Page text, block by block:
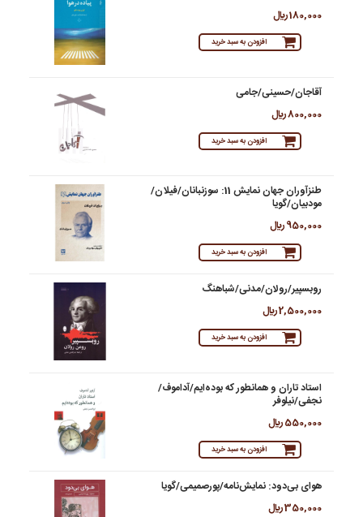
180,000 ريال
افزودن به سبد خرید
آقاجان/‌حسینی/جامی
800,000 ريال
افزودن به سبد خرید
طنزآوران جهان نمایش 11: سوزنبانان/فیلان/
مودبیان/گویا
950,000 ريال
افزودن به سبد خرید
روبسپیر/رولان/مدنی/شباهنگ
2,500,000 ريال
افزودن به سبد خرید
استاد تاران و همانطور که بوده‌ایم/آداموف/
نجفی/نیلوفر
550,000 ريال
افزودن به سبد خرید
هوای بی‌دود: نمایش‌نامه/پورصمیمی/گویا
350,000 ريال